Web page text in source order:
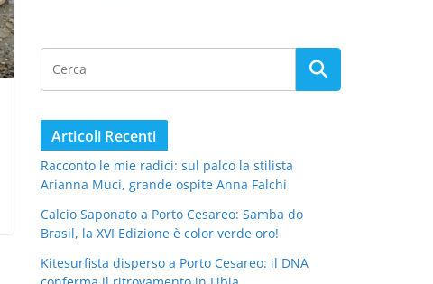
Articoli Recenti
Racconto le mie radici: sul palco la stilista
Arianna Muci, grande ospite Anna Falchi
Calcio Saponato a Porto Cesareo: Samba do
Brasil, la XVI Edizione è color verde oro!
Kitesurfista disperso a Porto Cesareo: il DNA